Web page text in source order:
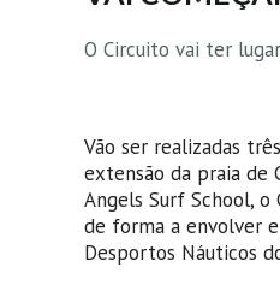
O Circuito vai ter
Vão ser realizadas
extensão da praia de
Angels Surf School, o
de forma a envolver
Desportos Náuticos